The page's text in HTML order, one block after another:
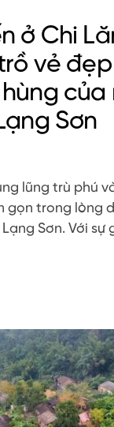
ở Chi
vẻ
của
Sơn
lũng trù phú
gọn trong lòng
Sơn. Với sự